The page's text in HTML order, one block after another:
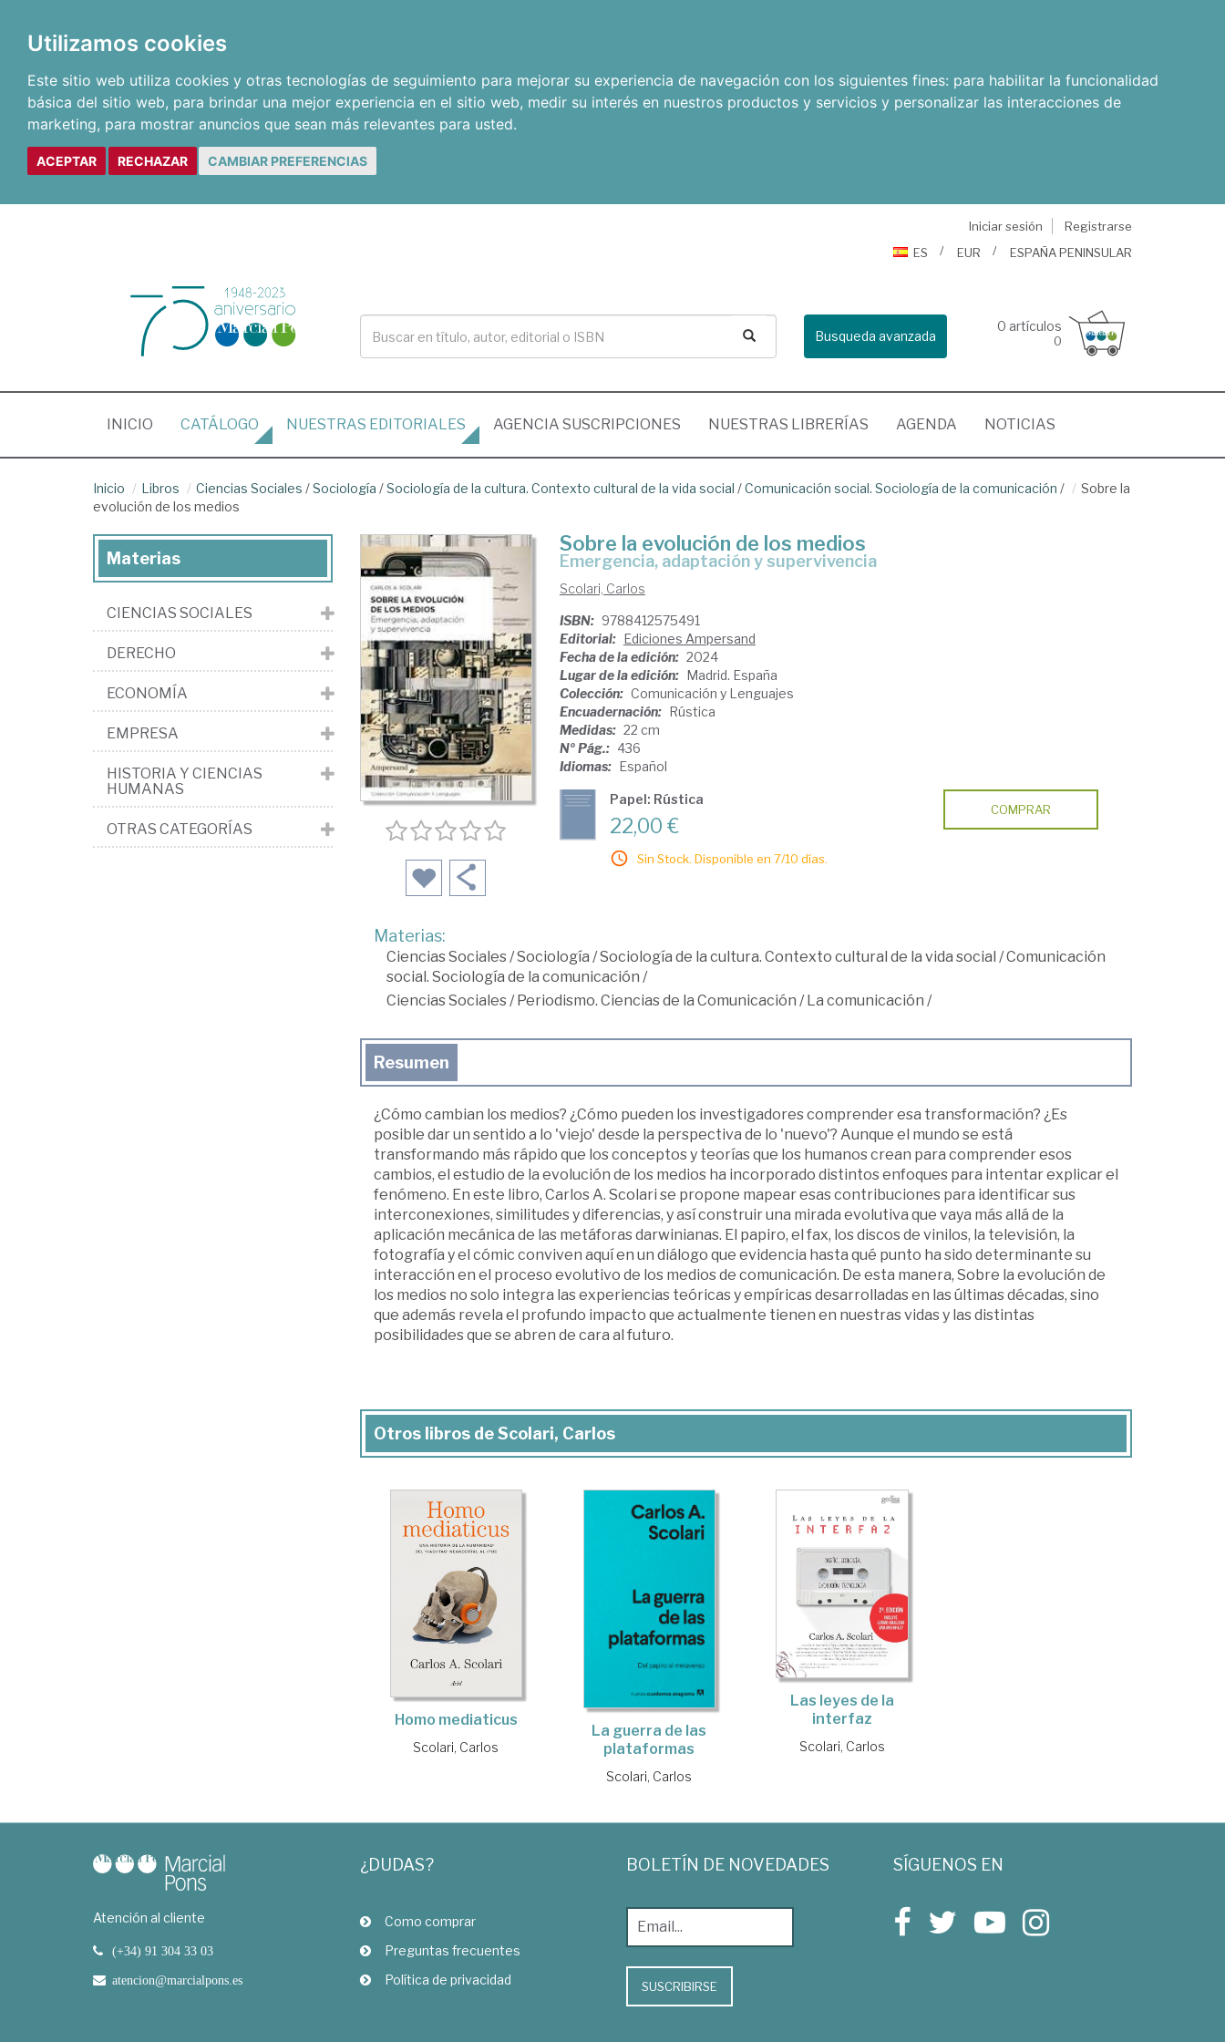
Utilizamos cookies
Este sitio web utiliza cookies y otras tecnologías de seguimiento para mejorar su experiencia de navegación con los siguientes fines: para habilitar la funcionalidad
básica del sitio web, para brindar una mejor experiencia en el sitio web, medir su interés en nuestros productos y servicios y personalizar las interacciones de
marketing, para mostrar anuncios que sean más relevantes para usted.
ACEPTAR RECHAZAR CAMBIAR PREFERENCIAS
Iniciar sesión
Registrarse
ES
EUR ESPAÑA PENINSULAR
Busqueda avanzada
0 artículos
0
INICIO (CURRENT)
CATÁLOGO NUESTRAS EDITORIALES AGENCIA SUSCRIPCIONES NUESTRAS LIBRERÍAS AGENDA NOTICIAS
Inicio Libros Ciencias Sociales /Sociología /Sociología de la cultura. Contexto cultural de la vida social /Comunicación social. Sociología de la comunicación /
Sobre la
evolución de los medios
Sobre la evolución de los medios
emergencia, adaptación y supervivencia
Scolari, Carlos
ISBN: 9788412575491
Editorial: Ediciones Ampersand
Fecha de la edición: 2024
Lugar de la edición: Madrid. España
Colección: Comunicación y Lenguajes
Encuadernación: Rústica
Medidas: 22 cm
Nº Pág.: 436
Idiomas: Español
Papel: Rústica
22,00 €
Sin Stock. Disponible en 7/10 días.
COMPRAR
Materias:
Ciencias Sociales/Sociología /Sociología de la cultura. Contexto cultural de la vida social /Comunicación
social. Sociología de la comunicación /
Ciencias Sociales/ Periodismo. Ciencias de la Comunicación / La comunicación /
Resumen
¿Cómo cambian los medios? ¿Cómo pueden los investigadores comprender esa transformación? ¿Es
posible dar un sentido a lo 'viejo' desde la perspectiva de lo 'nuevo'? Aunque el mundo se está
transformando más rápido que los conceptos y teorías que los humanos crean para comprender esos
cambios, el estudio de la evolución de los medios ha incorporado distintos enfoques para intentar explicar el
fenómeno. En este libro, Carlos A. Scolari se propone mapear esas contribuciones para identificar sus
interconexiones, similitudes y diferencias, y así construir una mirada evolutiva que vaya más allá de la
aplicación mecánica de las metáforas darwinianas. El papiro, el fax, los discos de vinilos, la televisión, la
fotografía y el cómic conviven aquí en un diálogo que evidencia hasta qué punto ha sido determinante su
interacción en el proceso evolutivo de los medios de comunicación. De esta manera, Sobre la evolución de
los medios no solo integra las experiencias teóricas y empíricas desarrolladas en las últimas décadas, sino
que además revela el profundo impacto que actualmente tienen en nuestras vidas y las distintas
posibilidades que se abren de cara al futuro.
Otros libros de Scolari, Carlos
Homo mediaticus
Scolari, Carlos
La guerra de las
plataformas
Scolari, Carlos
Las leyes de la
interfaz
Scolari, Carlos
Materias
CIENCIAS SOCIALES
DERECHO
ECONOMÍA
EMPRESA
HISTORIA Y CIENCIAS
HUMANAS
OTRAS CATEGORÍAS
Atención al cliente
(+34) 91 304 33 03
atencion@marcialpons.es
¿DUDAS?
Como comprar
Preguntas frecuentes
Política de privacidad
BOLETÍN DE NOVEDADES
SUSCRIBIRSE
SÍGUENOS EN